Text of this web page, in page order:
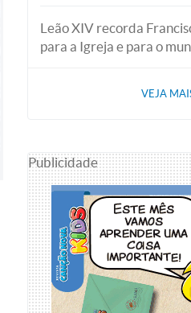
Leão XIV recorda
para a Igreja e para o
VEJA
Publicidade